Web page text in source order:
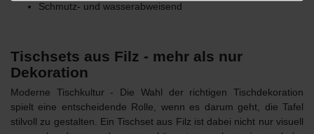
Schmutz- und wasserabweisend
Tischsets aus Filz - mehr als nur
Dekoration
Moderne Tischkultur - Die Wahl der richtigen Tischdekoration
spielt eine entscheidende Rolle, wenn es darum geht, die Tafel
stilvoll zu gestalten. EinTischset aus Filz ist dabei nicht nur visuell